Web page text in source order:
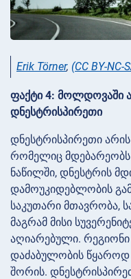
Erik Törner, (CC BY-NC-
ფაქტი 4: მოლდოვაში
დნესტრისპირეთი
დნესტრისპირეთი
რომელიც
ნაწილში, დნესტრის
დამოუკიდებლობის
საკუთარი მთავრობა,
მაგრამ მისი
აღიარებული.
დაძაბულობის
შორის.